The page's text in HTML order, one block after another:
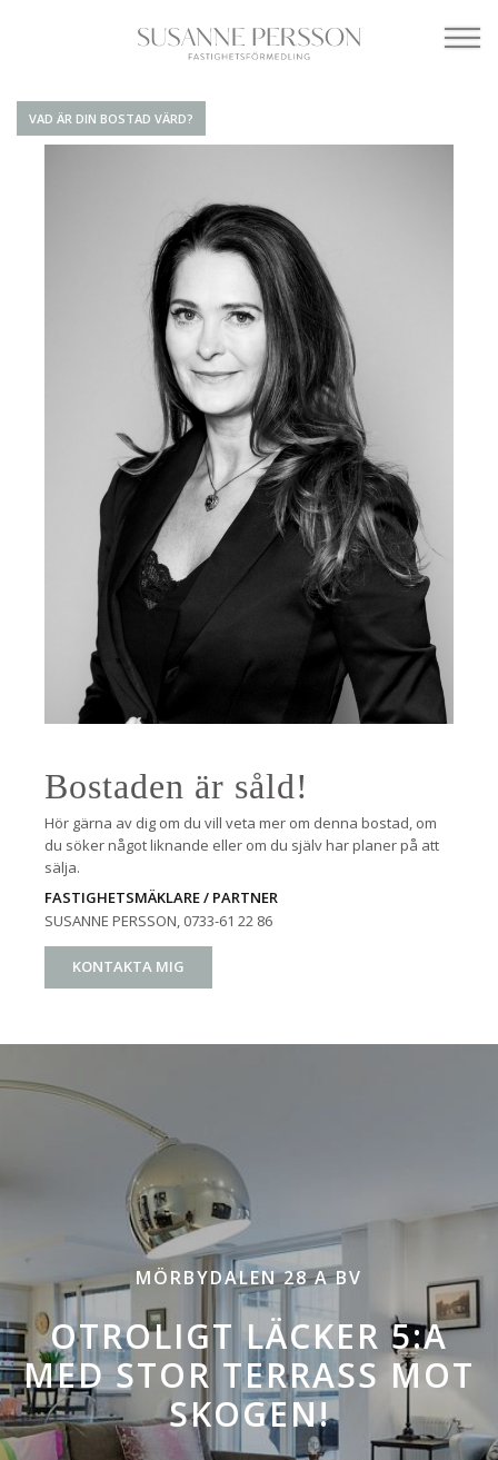
VAD ÄR DIN BOSTAD VÄRD?
Bostaden är såld!
Hör gärna av dig om du vill veta mer om denna bostad, om
du söker något liknande eller om du själv har planer på att
sälja.
FASTIGHETSMÄKLARE / PARTNER
SUSANNE PERSSON , 0733-61 22 86
KONTAKTA MIG
MÖRBYDALEN 28 A BV
OTROLIGT LÄCKER 5:A
MED STOR TERRASS MOT
SKOGEN!